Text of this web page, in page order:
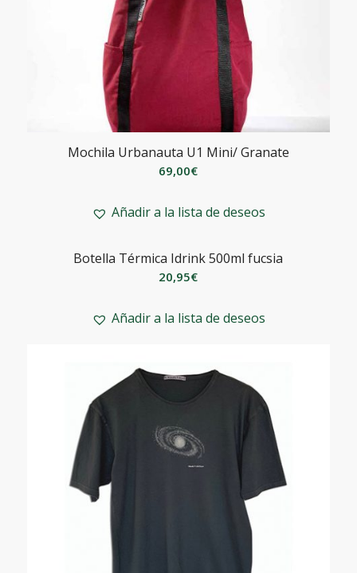
Mochila Urbanauta U1 Mini/ Granate
69,00€
Añadir a la lista de deseos
Botella Térmica Idrink 500ml fucsia
20,95€
Añadir a la lista de deseos